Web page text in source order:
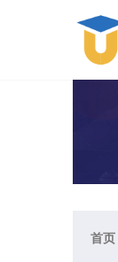
首页